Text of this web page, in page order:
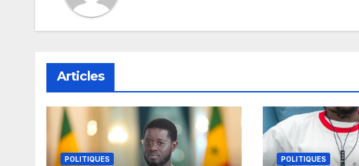
Articles
POLITIQUES POLITIQUES